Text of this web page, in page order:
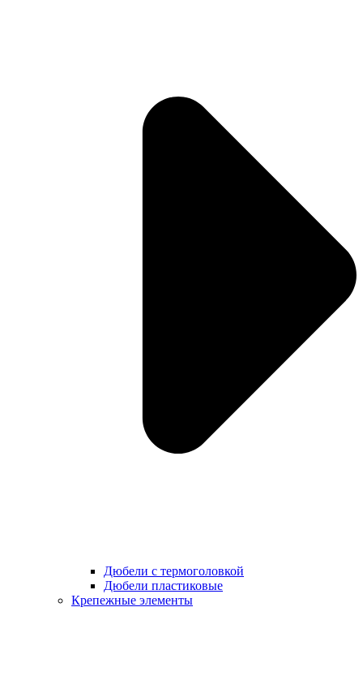
Дюбели с термоголовкой
Дюбели пластиковые
Крепежные элементы